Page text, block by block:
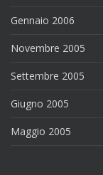
Gennaio 2006
Novembre 2005
Settembre 2005
Giugno 2005
Maggio 2005